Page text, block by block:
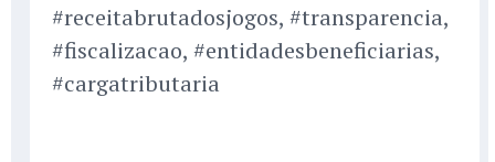
#receitabrutadosjogos, #transparencia,
#fiscalizacao, #entidadesbeneficiarias,
#cargatributaria